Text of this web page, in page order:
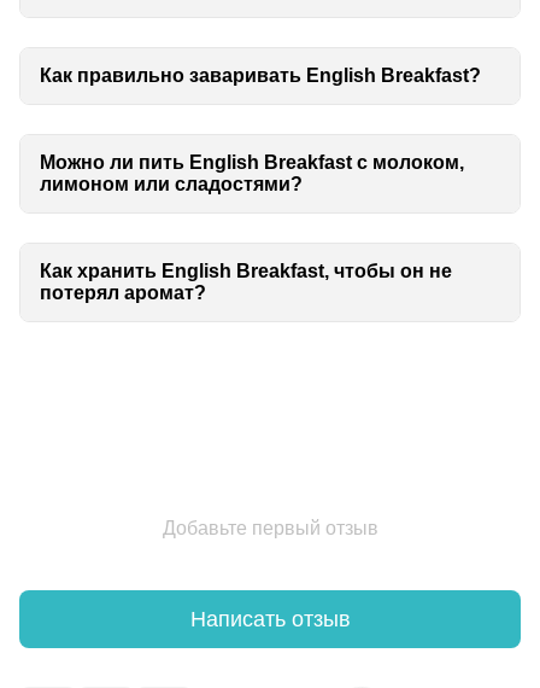
Как правильно заваривать English Breakfast?
Можно ли пить English Breakfast с молоком,
лимоном или сладостями?
Как хранить English Breakfast, чтобы он не
потерял аромат?
Добавьте первый отзыв
Написать отзыв